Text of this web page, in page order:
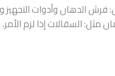
الدهان وأدوات التجهيز
مثل: السقالات إذا لزم